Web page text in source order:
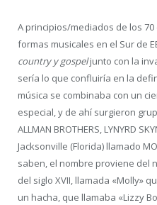
A principios/mediados de los
formas musicales en el Sur de
country y gospeljunto con la
sería lo que confluiría en la
música se combinaba con un
especial, y de ahí surgieron
ALLMAN BROTHERS, LYNYRD
Jacksonville (Florida) llamado
saben, el nombre proviene del
del siglo XVII, llamada «Molly»
un hacha, que llamaba «Lizzy